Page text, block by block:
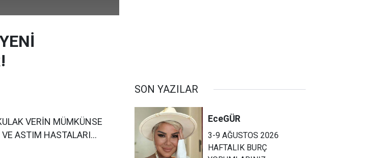
VERİN MÜMKÜNSE
ASTIM HASTALARI...
SON YAZILAR
EceGÜR
3-9 AĞUSTOS 2026
HAFTALIK BURÇ